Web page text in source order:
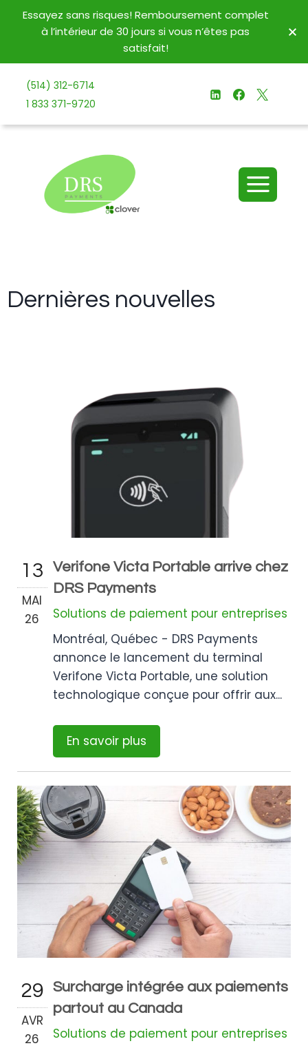
(514) 312-6714
1 833 371-9720
Dernières nouvelles
13
MAI
26
Verifone Victa Portable arrive chez
DRS Payments
Solutions de paiement pour entreprises
Montréal, Québec - DRS Payments
annonce le lancement du terminal
Verifone Victa Portable, une solution
technologique conçue pour offrir aux...
En savoir plus
29
AVR
26
Surcharge intégrée aux paiements
partout au Canada
Solutions de paiement pour entreprises
Essayez sans risques! Remboursement complet
à l’intérieur de 30 jours si vous n’êtes pas
satisfait!